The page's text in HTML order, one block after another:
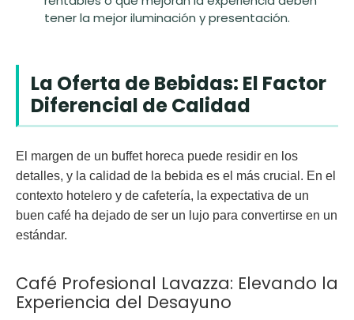
tener la mejor iluminación y presentación.
La Oferta de Bebidas: El Factor
Diferencial de Calidad
El margen de un buffet horeca puede residir en los
detalles, y la calidad de la bebida es el más crucial. En el
contexto hotelero y de cafetería, la expectativa de un
buen café ha dejado de ser un lujo para convertirse en un
estándar.
Café Profesional Lavazza: Elevando la
Experiencia del Desayuno